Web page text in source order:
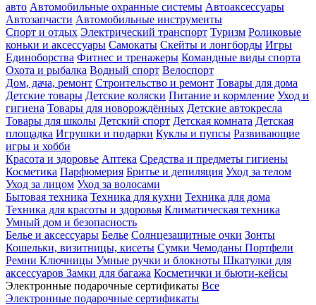
авто Автомобильные охранные системы Автоаксессуары
Автозапчасти Автомобильные инструменты
Спорт и отдых Электрический транспорт Туризм Роликовые
коньки и аксессуары Самокаты Скейты и лонгборды Игры
Единоборства Фитнес и тренажеры Командные виды спорта
Охота и рыбалка Водный спорт Велоспорт
Дом, дача, ремонт Строительство и ремонт Товары для дома
Детские товары Детские коляски Питание и кормление Уход и
гигиена Товары для новорождённых Детские автокресла
Товары для школы Детский спорт Детская комната Детская
площадка Игрушки и подарки Куклы и пупсы Развивающие
игры и хобби
Красота и здоровье Аптека Средства и предметы гигиены
Косметика Парфюмерия Бритье и депиляция Уход за телом
Уход за лицом Уход за волосами
Бытовая техника Техника для кухни Техника для дома
Техника для красоты и здоровья Климатическая техника
Умный дом и безопасность
Белье и аксессуары Белье Солнцезащитные очки Зонты
Кошельки, визитницы, кисеты Сумки Чемоданы Портфели
Ремни Ключницы Умные ручки и блокноты Шкатулки для
аксессуаров Замки для багажа Косметички и бьюти-кейсы
Электронные подарочные сертификаты Все
Электронные подарочные сертификаты